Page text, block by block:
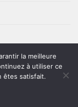
la meilleure
à utiliser ce
êtes satisfait.